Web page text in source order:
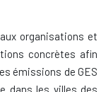
organisations et
concrètes afin
émissions de GES
dans les villes des